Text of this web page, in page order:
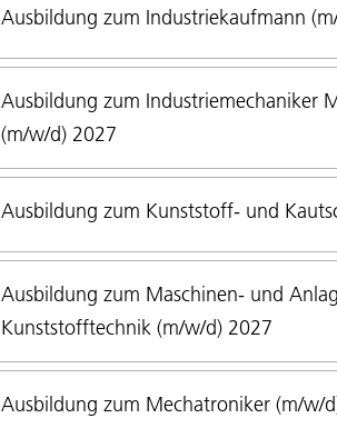
Ausbildung zum Industriekaufmann
Ausbildung zum Industriemechaniker
(m/w/d) 2027
Ausbildung zum Kunststoff- und
Ausbildung zum Maschinen- und
Kunststofftechnik (m/w/d) 2027
Ausbildung zum Mechatroniker (m/w/